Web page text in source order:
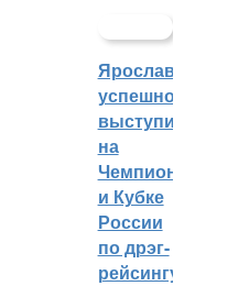
Ярославцы
успешно
выступили
на
Чемпионате
и Кубке
России
по дрэг-
рейсингу